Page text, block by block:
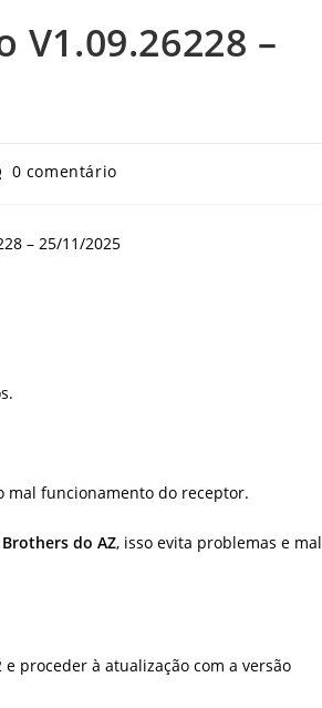
V1.09.26228 –
0 comentário
mal funcionamento do receptor.
Brothers do AZ, isso evita problemas e mal
proceder à atualização com a versão